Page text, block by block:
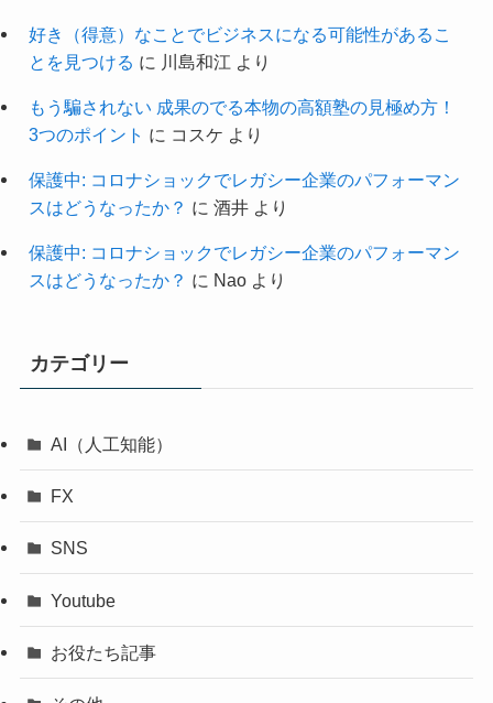
好き（得意）なことでビジネスになる可能性があるこ
とを見つける に 川島和江 より
もう騙されない 成果のでる本物の高額塾の見極め方！
3つのポイント に コスケ より
保護中: コロナショックでレガシー企業のパフォーマン
スはどうなったか？ に 酒井より
保護中: コロナショックでレガシー企業のパフォーマン
スはどうなったか？ に Naoより
カテゴリー
AI（人工知能）
FX
SNS
Youtube
お役たち記事